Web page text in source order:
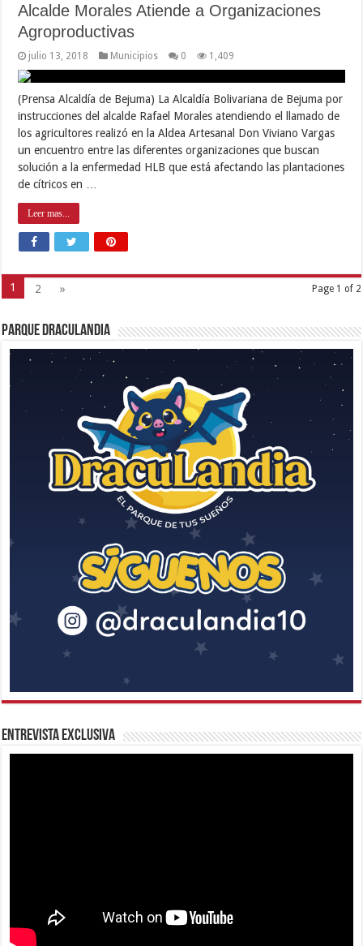
Alcalde Morales Atiende a Organizaciones
Agroproductivas
julio 13, 2018 Municipios 0 1,409
(Prensa Alcaldía de Bejuma) La Alcaldía Bolivariana de Bejuma por
instrucciones del alcalde Rafael Morales atendiendo el llamado de
los agricultores realizó en la Aldea Artesanal Don Viviano Vargas
un encuentro entre las diferentes organizaciones que buscan
solución a la enfermedad HLB que está afectando las plantaciones
de cítricos en …
Leer mas...
Page 1 of 2
1 2 »
Parque Draculandia
Entrevista Exclusiva